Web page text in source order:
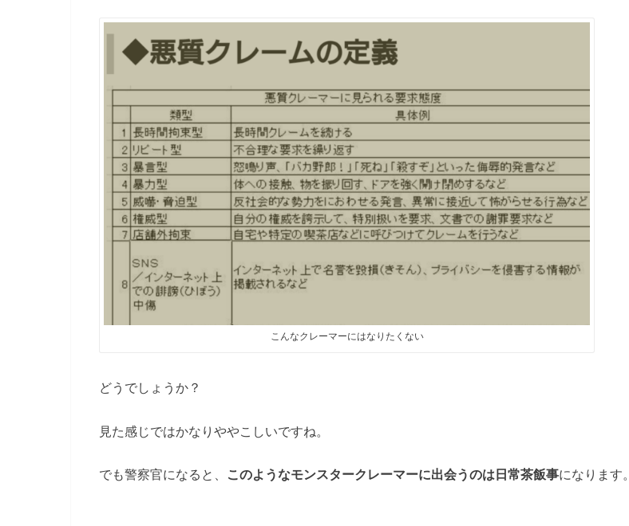
こんなクレーマーにはなりたくない
どうでしょうか？
見た感じではかなりややこしいですね。
でも警察官になると、 このようなモンスタークレーマーに出会うのは日常茶飯事になります。